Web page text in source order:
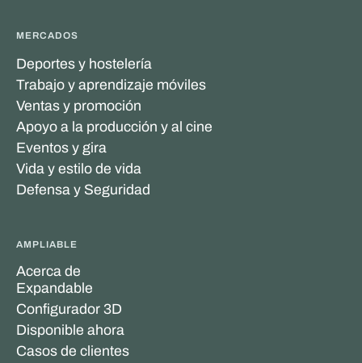
MERCADOS
Deportes y hostelería
Trabajo y aprendizaje móviles
Ventas y promoción
Apoyo a la producción y al cine
Eventos y gira
Vida y estilo de vida
Defensa y Seguridad
AMPLIABLE
Acerca de
Expandable
Configurador 3D
Disponible ahora
Casos de clientes